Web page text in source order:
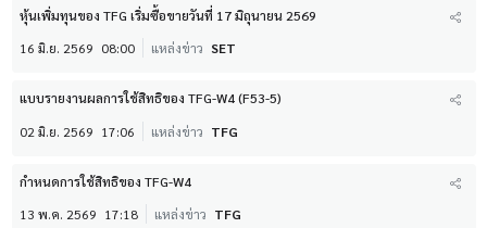
หุ้นเพิ่มทุนของ TFG เริ่มซื้อขายวันที่ 17 มิถุนายน 2569
16 มิ.ย. 2569 08:00 แหล่งข่าว SET
แบบรายงานผลการใช้สิทธิของ TFG-W4 (F53-5)
02 มิ.ย. 2569 17:06 แหล่งข่าว TFG
กำหนดการใช้สิทธิของ TFG-W4
13 พ.ค. 2569 17:18 แหล่งข่าว TFG